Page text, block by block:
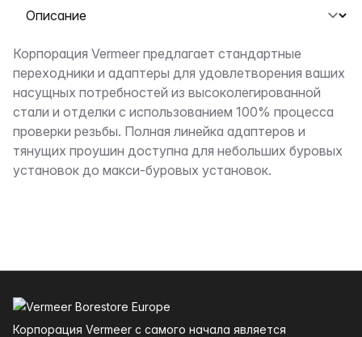
Выберите вкладку
Описание
Корпорация Vermeer предлагает стандартные
переходники и адаптеры для удовлетворения ваших
насущных потребностей из высоколегированной
стали и отделки с использованием 100% процесса
проверки резьбы. Полная линейка адаптеров и
тянущих проушин доступна для небольших буровых
установок до макси-буровых установок.
Корпорация Vermeer с самого начала является